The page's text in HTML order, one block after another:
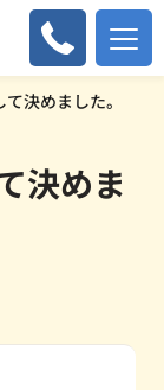
決めました。
決めま